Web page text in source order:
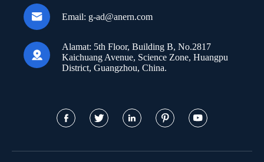
 Email: g-ad@anern.com

Alamat: 5th Floor, Building B, No.2817
Kaichuang Avenue, Science Zone, Huangpu
District, Guangzhou, China.
    